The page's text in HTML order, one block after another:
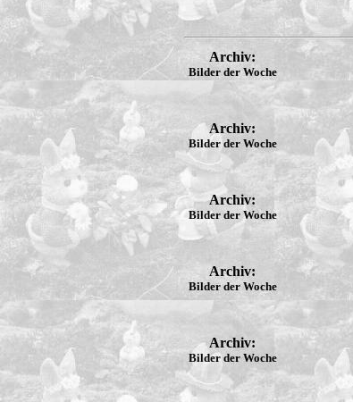
Archiv:
Bilder der Woche
Archiv:
Bilder der Woche
Archiv:
Bilder der Woche
Archiv:
Bilder der Woche
Archiv:
Bilder der Woche